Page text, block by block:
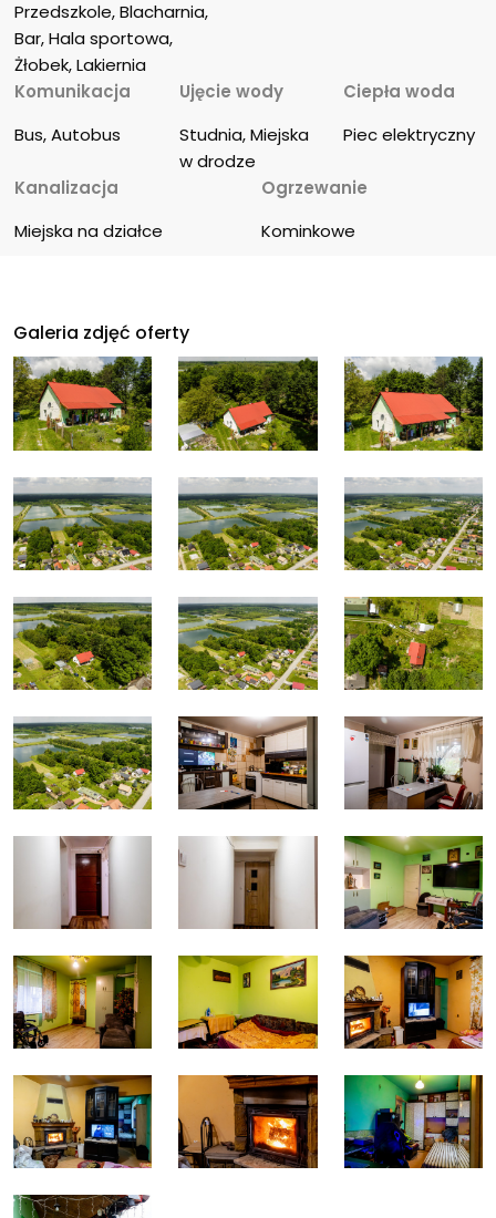
Przedszkole, Blacharnia,
Bar, Hala sportowa,
Żłobek, Lakiernia
Komunikacja
Bus, Autobus
Ujęcie wody
Studnia, Miejska
w drodze
Ciepła woda
Piec elektryczny
Kanalizacja
Miejska na działce
Ogrzewanie
Kominkowe
Galeria zdjęć oferty